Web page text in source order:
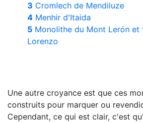
3 Cromlech de Mendiluze
4 Menhir d'Itaida
5 Monolithe du Mont Lerón et
Lorenzo
Une autre croyance est que ces
construits pour marquer ou
Cependant, ce qui est clair, c'est